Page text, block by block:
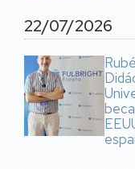
22/07/2026